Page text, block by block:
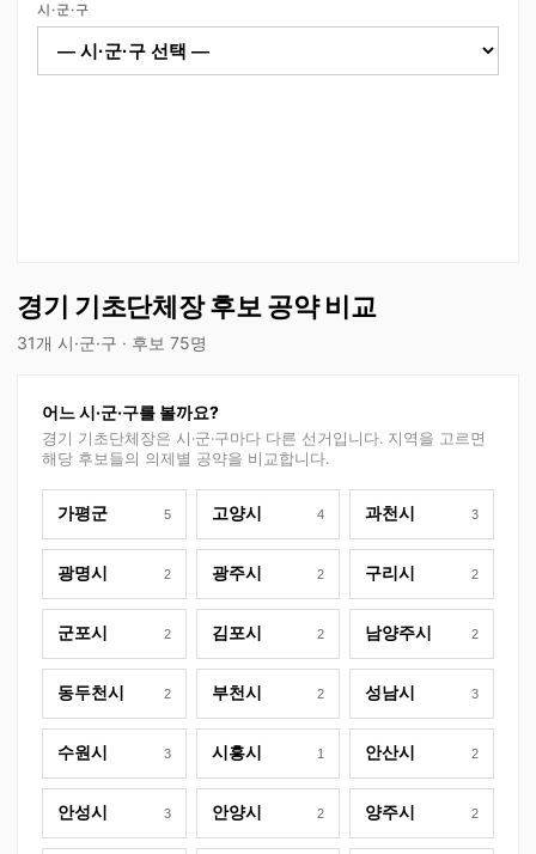
시·군·구
경기 기초단체장 후보 공약 비교
31개 시·군·구 · 후보 75명
어느 시·군·구를 볼까요?
경기 기초단체장은 시·군·구마다 다른 선거입니다. 지역을 고르면
해당 후보들의 의제별 공약을 비교합니다.
가평군 5 고양시 4 과천시 3
광명시 2 광주시 2 구리시 2
군포시 2 김포시 2 남양주시 2
동두천시 2 부천시 2 성남시 3
수원시 3 시흥시 1 안산시 2
안성시 3 안양시 2 양주시 2